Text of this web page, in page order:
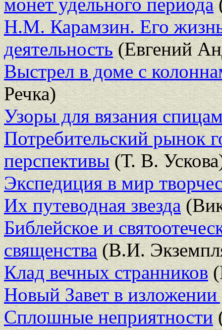
Н.М. Карамзин. Его
деятельность(Евгений
Выстрел в доме с
Речка)
Узоры для вязания
Потребительский рынок
перспективы(Т. В.
Экспедиция в мир
Их путеводная звезда
Библейское и
священства (В.И.
Клад вечных странников
Новый Завет в изложении
Сплошные неприятности